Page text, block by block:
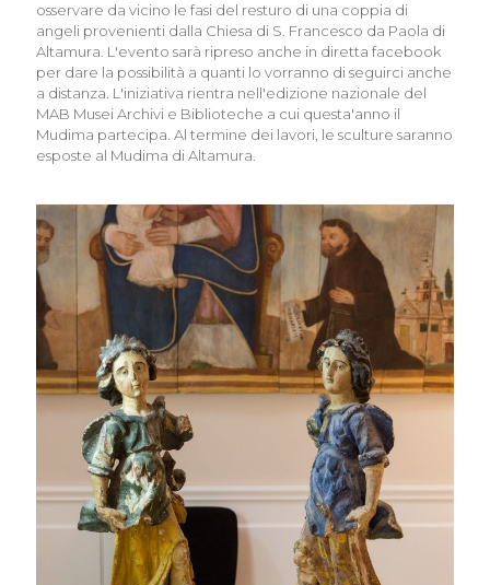
osservare da vicino le fasi del resturo di una coppia di
angeli provenienti dalla Chiesa di S. Francesco da Paola di
Altamura. L'evento sarà ripreso anche in diretta facebook
per dare la possibilità a quanti lo vorranno di seguirci anche
a distanza. L'iniziativa rientra nell'edizione nazionale del
MAB Musei Archivi e Biblioteche a cui questa'anno il
Mudima partecipa. Al termine dei lavori, le sculture saranno
esposte al Mudima di Altamura.